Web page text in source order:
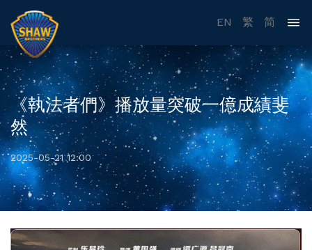
EN 繁 简
《執法者們》播放量突破一億成績斐
然
2025-05-21 12:00